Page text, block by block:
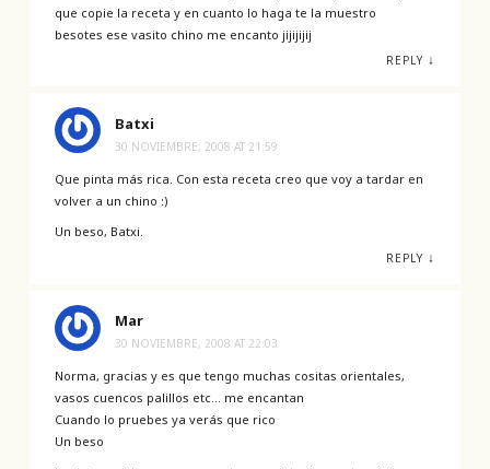
que copie la receta y en cuanto lo haga te la muestro
besotes ese vasito chino me encanto jijijijij
REPLY ↓
Batxi
30 NOVIEMBRE, 2008 AT 21:59
Que pinta más rica. Con esta receta creo que voy a tardar en
volver a un chino :)
Un beso, Batxi.
REPLY ↓
Mar
30 NOVIEMBRE, 2008 AT 22:03
Norma, gracias y es que tengo muchas cositas orientales,
vasos cuencos palillos etc… me encantan
Cuando lo pruebes ya verás que rico
Un beso